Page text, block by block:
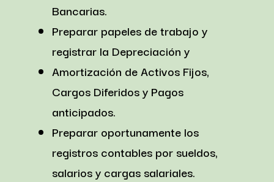
Bancarias.
Preparar papeles de trabajo y
registrar la Depreciación y
Amortización de Activos Fijos,
Cargos Diferidos y Pagos
anticipados.
Preparar oportunamente los
registros contables por sueldos,
salarios y cargas salariales.